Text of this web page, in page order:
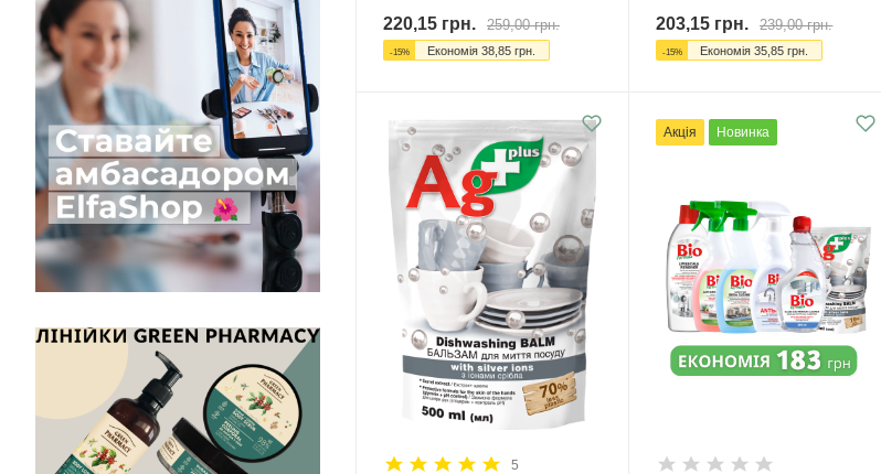
220,15 грн. 259,00грн.
-15% Економія 38,85 грн.
203,15 грн. 239,00грн.
-15% Економія35,85 грн.
5
Акція Новинка